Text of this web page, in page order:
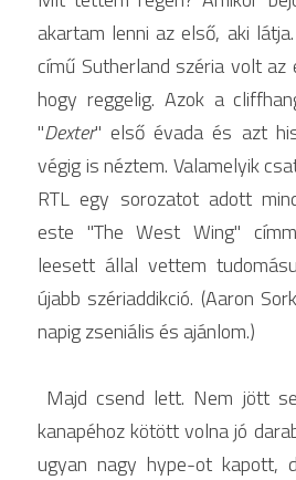
Werk Gallery
News
Stay in Touch
Reach Out
HELP US TO CREATE
akartam lenni az első, aki
című Sutherland széria volt az
hogy reggelig. Azok a
"Dexter" első évada és azt
végig is néztem. Valamelyik
RTL egy sorozatot adott
este "The West Wing"
leesett állal vettem
újabb szériaddikció. (Aaron
napig zseniális és ajánlom.)
kanapéhoz kötött volna jó
ugyan nagy hype-ot kapott,